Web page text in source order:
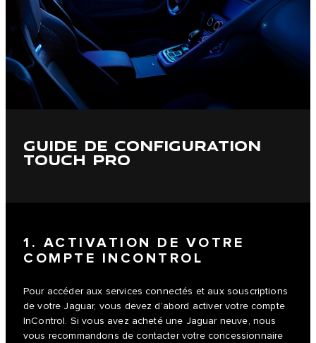
GUIDE DE CONFIGURATION
TOUCH PRO
1. ACTIVATION DE VOTRE
COMPTE INCONTROL
Pour accéder aux services connectés et aux souscriptions
de votre Jaguar, vous devez d’abord activer votre compte
InControl. Si vous avez acheté une Jaguar neuve, nous
vous recommandons de contacter votre concessionnaire